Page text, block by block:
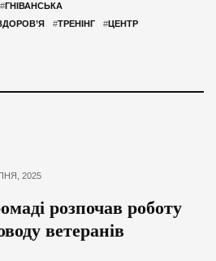
#ГНІВАНСЬКА
#ТРЕНІНГ #ЦЕНТР
2025
розпочав роботу
ветеранів